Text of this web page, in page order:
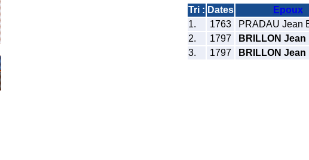
Tri : Dates Epoux
1.
1763 PRADAU Jean
2.
1797 BRILLON Jean
3.
1797 BRILLON Jean